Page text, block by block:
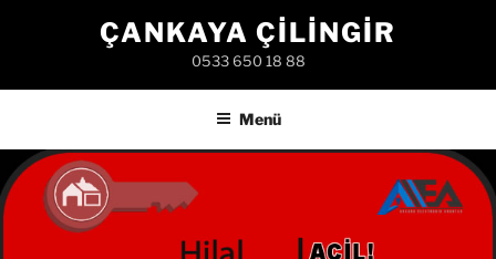
ÇANKAYA ÇILINGIR
0533 650 18 88
Menü